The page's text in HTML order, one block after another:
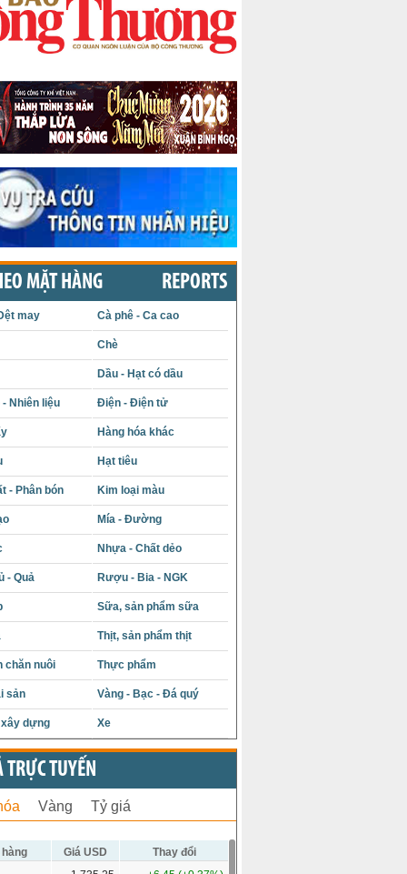
MẶT HÀNG REPORTS
may Cà phê - Ca cao
Chè
Dầu - Hạt có dầu
- Nhiên liệu Điện - Điện tử
Hàng hóa khác
Hạt tiêu
- Phân bón Kim loại màu
Mía - Đường
Nhựa - Chất dẻo
- Quả Rượu - Bia - NGK
Sữa, sản phẩm sữa
Thịt, sản phẩm thịt
chăn nuôi Thực phẩm
sản Vàng - Bạc - Đá quý
dựng Xe
TRỰC TUYẾN
Vàng Tỷ giá
Giá USD
Thay đổi